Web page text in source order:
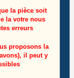
Leds Télé
261112R3
la pièce soit
la votre nous
erreurs
proposons la
il peut y